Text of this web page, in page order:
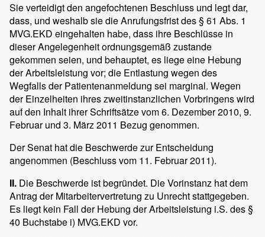
Sie verteidigt den angefochtenen Beschluss und legt dar,
dass, und weshalb sie die Anrufungsfrist des § 61 Abs. 1
MVG.EKD eingehalten habe, dass ihre Beschlüsse in
dieser Angelegenheit ordnungsgemäß zustande
gekommen seien, und behauptet, es liege eine Hebung
der Arbeitsleistung vor; die Entlastung wegen des
Wegfalls der Patientenanmeldung sei marginal. Wegen
der Einzelheiten ihres zweitinstanzlichen Vorbringens wird
auf den Inhalt ihrer Schriftsätze vom 6. Dezember 2010, 9.
Februar und 3. März 2011 Bezug genommen.
Der Senat hat die Beschwerde zur Entscheidung
angenommen (Beschluss vom 11. Februar 2011).
II. Die Beschwerde ist begründet. Die Vorinstanz hat dem
Antrag der Mitarbeitervertretung zu Unrecht stattgegeben.
Es liegt kein Fall der Hebung der Arbeitsleistung i.S. des §
40 Buchstabe i) MVG.EKD vor.